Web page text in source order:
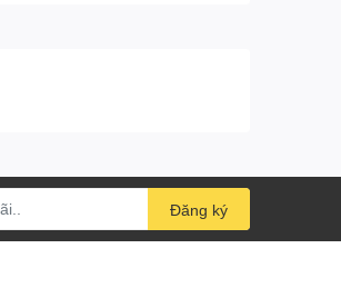
Đăng ký